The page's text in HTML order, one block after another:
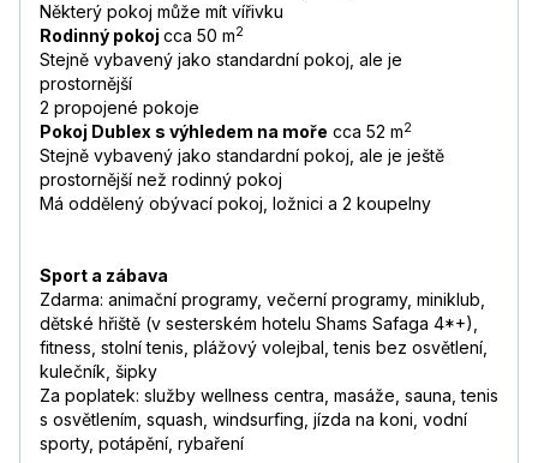
Některý pokoj může mít vířivku
Rodinný pokoj cca 50 m2
Stejně vybavený jako standardní pokoj, ale je
prostornější
2 propojené pokoje
Pokoj Dublex s výhledem na moře cca 52 m2
Stejně vybavený jako standardní pokoj, ale je ještě
prostornější než rodinný pokoj
Má oddělený obývací pokoj, ložnici a 2 koupelny
Sport a zábava
Zdarma: animační programy, večerní programy, miniklub,
dětské hřiště (v sesterském hotelu Shams Safaga 4*+),
fitness, stolní tenis, plážový volejbal, tenis bez osvětlení,
kulečník, šipky
Za poplatek: služby wellness centra, masáže, sauna, tenis
s osvětlením, squash, windsurﬁng, jízda na koni, vodní
sporty, potápění, rybaření